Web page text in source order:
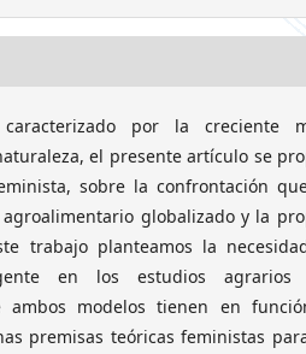
por la creciente
el presente artículo se
sobre la confrontación
globalizado y la
trabajo planteamos la
en los estudios agrarios
ambos modelos tienen en
premisas teóricas feministas